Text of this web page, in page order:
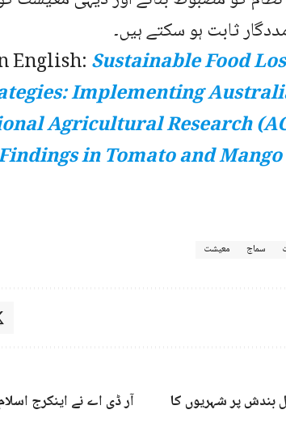
ثابت ہو سکتے ہیں۔
English:Sustainable Food
Implementing
Agricultural Research
in Tomato and
سماج معیشت
بندش پر شہریوں کا
آر ڈی اے نے اینکرج